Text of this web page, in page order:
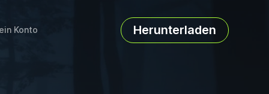
Konto Herunterladen